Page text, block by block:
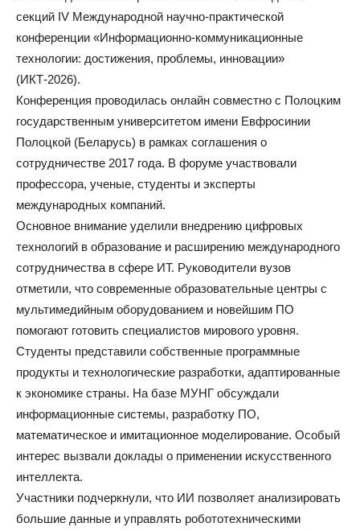
секций IV Международной научно-практической
конференции «Информационно-коммуникационные
технологии: достижения, проблемы, инновации»
(ИКТ-2026).
Конференция проводилась онлайн совместно с Полоцким
государственным университетом имени Евфросинии
Полоцкой (Беларусь) в рамках соглашения о
сотрудничестве 2017 года. В форуме участвовали
профессора, ученые, студенты и эксперты
международных компаний.
Основное внимание уделили внедрению цифровых
технологий в образование и расширению международного
сотрудничества в сфере ИТ. Руководители вузов
отметили, что современные образовательные центры с
мультимедийным оборудованием и новейшим ПО
помогают готовить специалистов мирового уровня.
Студенты представили собственные программные
продукты и технологические разработки, адаптированные
к экономике страны. На базе МУНГ обсуждали
информационные системы, разработку ПО,
математическое и имитационное моделирование. Особый
интерес вызвали доклады о применении искусственного
интеллекта.
Участники подчеркнули, что ИИ позволяет анализировать
большие данные и управлять робототехническими